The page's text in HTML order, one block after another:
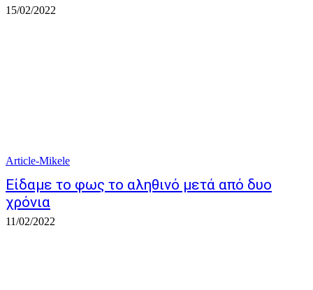
15/02/2022
Article-Mikele
Είδαμε το φως το αληθινό μετά από δυο
χρόνια
11/02/2022